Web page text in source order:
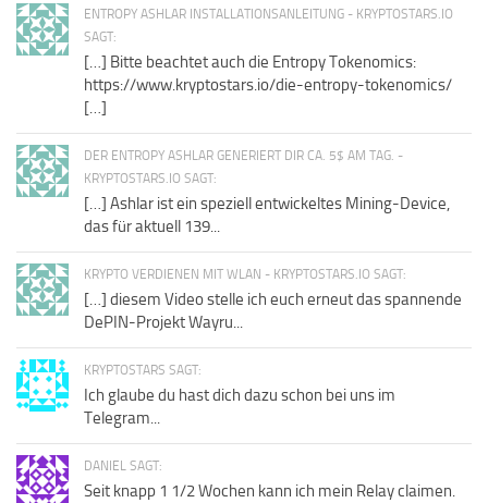
ENTROPY ASHLAR INSTALLATIONSANLEITUNG - KRYPTOSTARS.IO
SAGT:
[…] Bitte beachtet auch die Entropy Tokenomics:
https://www.kryptostars.io/die-entropy-tokenomics/
[…]
DER ENTROPY ASHLAR GENERIERT DIR CA. 5$ AM TAG. -
KRYPTOSTARS.IO SAGT:
[…] Ashlar ist ein speziell entwickeltes Mining-Device,
das für aktuell 139...
KRYPTO VERDIENEN MIT WLAN - KRYPTOSTARS.IO SAGT:
[…] diesem Video stelle ich euch erneut das spannende
DePIN-Projekt Wayru...
KRYPTOSTARS SAGT:
Ich glaube du hast dich dazu schon bei uns im
Telegram...
DANIEL SAGT:
Seit knapp 1 1/2 Wochen kann ich mein Relay claimen.